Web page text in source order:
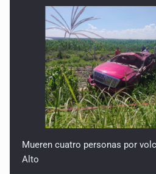
Mueren cuatro personas por
Alto